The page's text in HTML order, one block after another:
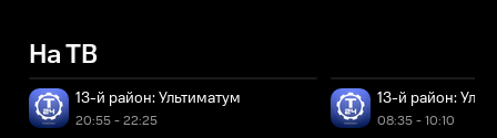
На ТВ
13-й район: Ультиматум
20:55 - 22:25
13-й район:
08:35 - 10:10